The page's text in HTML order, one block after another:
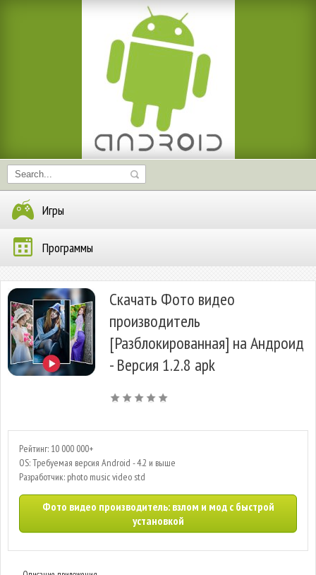
Игры
Программы
Скачать Фото видео
производитель
[Разблокированная] на Андроид
- Версия 1.2.8 apk
Рейтинг: 10 000 000+
OS: Требуемая версия Android - 4.2 и выше
Разработчик: photo music video std
Фото видео производитель: взлом и мод с быстрой
установкой